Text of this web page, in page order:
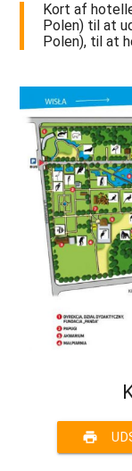
Kort af
Polen) til at
Polen), til at
print